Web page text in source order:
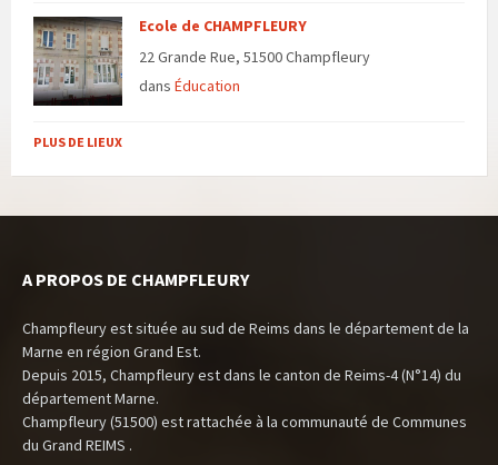
Ecole de CHAMPFLEURY
22 Grande Rue, 51500 Champfleury
dans Éducation
PLUS DE LIEUX
A PROPOS DE CHAMPFLEURY
Champfleury est située au sud de Reims dans le département de la
Marne en région Grand Est.
Depuis 2015, Champfleury est dans le canton de Reims-4 (N°14) du
département Marne.
Champfleury (51500) est rattachée à la communauté de Communes
du Grand REIMS .